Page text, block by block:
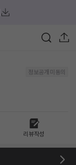
정보공개 미동의
리뷰작성